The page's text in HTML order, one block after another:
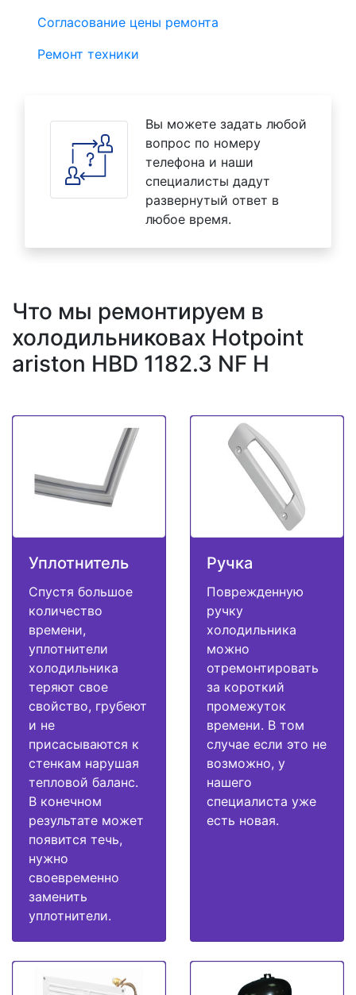
Согласование цены ремонта
Ремонт техники
Вы можете задать любой
вопрос по номеру
телефона и наши
специалисты дадут
развернутый ответ в
любое время.
Что мы ремонтируем в
холодильниковах Hotpoint
ariston HBD 1182.3 NF H
Уплотнитель
Спустя большое
количество
времени,
уплотнители
холодильника
теряют свое
свойство, грубеют
и не
присасываются к
стенкам нарушая
тепловой баланс.
В конечном
результате может
появится течь,
нужно
своевременно
заменить
уплотнители.
Ручка
Поврежденную
ручку
холодильника
можно
отремонтировать
за короткий
промежуток
времени. В том
случае если это не
возможно, у
нашего
специалиста уже
есть новая.